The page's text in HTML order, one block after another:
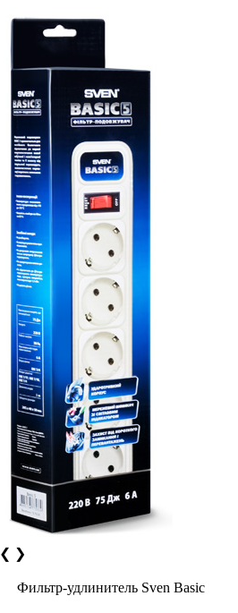
❮ ❯
Фильтр-удлинитель Sven Basic